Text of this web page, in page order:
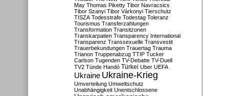
May Thomas Piketty Tibor Navracsics
Tibor Szanyi Tibor Várkonyi Tierschutz
TISZA Todesstrafe Todestag Toleranz
Tourismus Transferzahlungen
Transformation Transitzonen
Transkarpatien Transparency International
Transparenz Transsexuelle Transvestit
Trauerbekundungen Trauertag Trauma
Trianon Truppenabzug TTIP Tucker
Carlson Tugenden TV-Debatte TV-Duell
TV2 Tünde Handó Türkei Uber UEFA
Ukraine Ukraine-Krieg
Umverteilung Umweltschutz
Unabhängigkeit Unentschlossene